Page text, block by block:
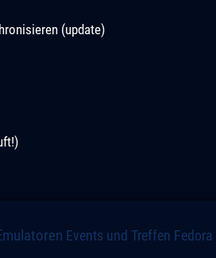
(update)
Events und Treffen Fedora